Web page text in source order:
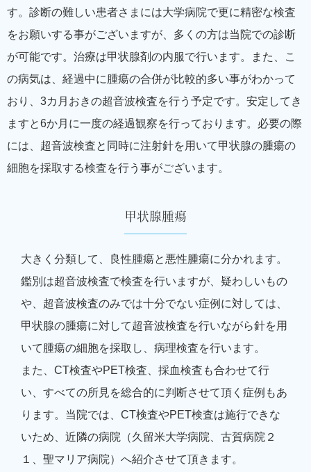
す。診断の難しい患者さまには大学病院で更に精密な検査
をお願いする事がございますが、多くの方は当院での診断
が可能です。治療は甲状腺剤の内服で行います。また、こ
の病気は、経過中に腫瘍の合併が比較的多い事がわかって
おり、3カ月おきの超音波検査を行う予定です。安定してき
ますと6か月に一度の経過観察を行っております。必要の際
には、超音波検査と同時に注射針を用いて甲状腺の腫瘍の
細胞を採取する検査を行う事がございます。
甲状腺腫瘍
大きく分類して、良性腫瘍と悪性腫瘍に分かれます。
鑑別は超音波検査で検査を行いますが、疑わしいもの
や、超音波検査のみでは十分でない症例に対しては、
甲状腺の腫瘍に対して超音波検査を行いながら針を用
いて腫瘍の細胞を採取し、病理検査を行います。
また、CT検査やPET検査、採血検査も合わせて行
い、すべての所見を総合的に判断させて頂く症例もあ
ります。当院では、CT検査やPET検査は施行できな
いため、近隣の病院（久留米大学病院、古賀病院２
１、聖マリア病院）へ紹介させて頂きます。